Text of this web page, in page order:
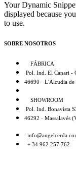
Your Dynamic
displayed because
to use.
SOBRE NOSOTROS
FÁBRICA
Pol. Ind. El Canari -
46690 · L'Alcudia de
SHOWROOM
Pol. Ind. Bonavista
46292 · Massalavés
+ 34 962 257 762